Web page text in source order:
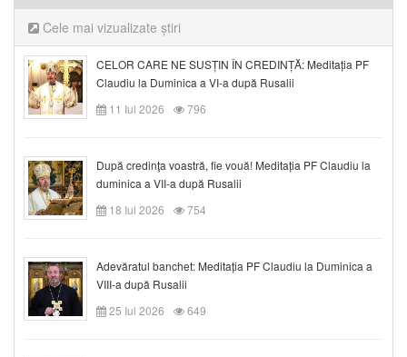
Cele mai vizualizate știri
CELOR CARE NE SUSȚIN ÎN CREDINȚĂ: Meditația PF
Claudiu la Duminica a VI-a după Rusalii
11 Iul 2026
796
După credinţa voastră, fie vouă! Meditația PF Claudiu la
duminica a VII-a după Rusalii
18 Iul 2026
754
Adevăratul banchet: Meditația PF Claudiu la Duminica a
VIII-a după Rusalii
25 Iul 2026
649